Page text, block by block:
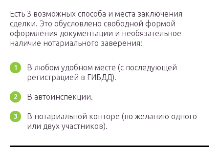
Есть 3 возможных способа и места заключения
сделки. Это обусловлено свободной формой
оформления документации и необязательное
наличие нотариального заверения:
В любом удобном месте (с последующей
регистрацией в ГИБДД).
В автоинспекции.
В нотариальной конторе (по желанию одного
или двух участников).